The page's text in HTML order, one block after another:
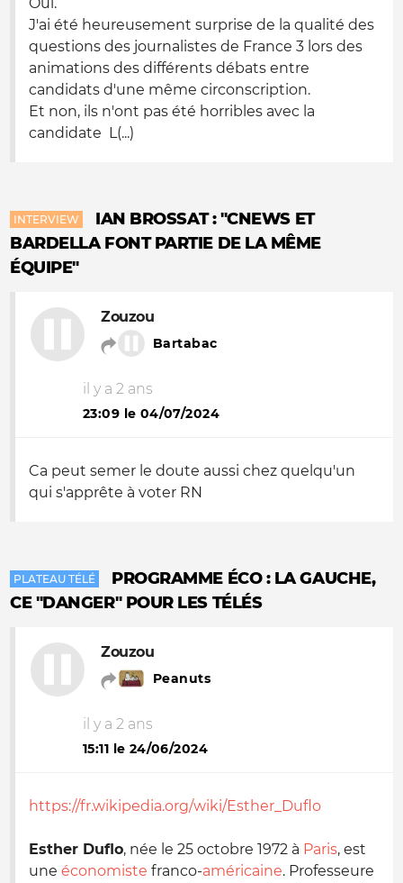
J'ai été heureusement surprise de la qualité des
questions des journalistes de France 3 lors des
animations des différents débats entre
candidats d'une même circonscription.
Et non, ils n'ont pas été horribles avec la
candidate L(...)
INTERVIEW
IAN BROSSAT : "CNEWS ET
BARDELLA FONT PARTIE DE LA MÊME
ÉQUIPE"
Zouzou
Bartabac
il y a 2 ans
23:09 le 04/07/2024
Ca peut semer le doute aussi chez quelqu'un
qui s'apprête à voter RN
PLATEAU TÉLÉ
PROGRAMME ÉCO : LA GAUCHE,
CE "DANGER" POUR LES TÉLÉS
Zouzou
Peanuts
il y a 2 ans
15:11 le 24/06/2024
https://fr.wikipedia.org/wiki/Esther_Duflo
Esther Duflo, née le 25 octobre 1972 à Paris, est
une économiste franco-américaine. Professeure